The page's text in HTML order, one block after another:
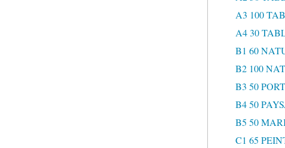
A3 100
A4 30
B1 60
B2 100
B3 50
B4 50
B5 50
C1 65